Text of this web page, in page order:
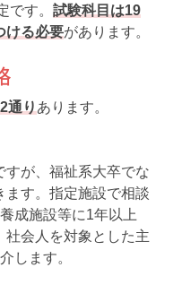
す。 試験科目は19
ける必要があります。
通りあります。
すが、福祉系大卒でな
ます。指定施設で相談
成施設等に1年以上
社会人を対象とした主
します。